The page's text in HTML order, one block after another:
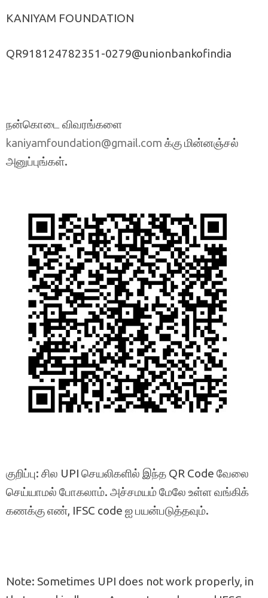
KANIYAM FOUNDATION
QR918124782351-0279@unionbankofindia
நன்கொடை விவரங்களை
kaniyamfoundation@gmail.com க்கு மின்னஞ்சல்
அனுப்புங்கள்.
குறிப்பு: சில UPI செயலிகளில் இந்த QR Code வேலை
செய்யாமல் போகலாம். அச்சமயம் மேலே உள்ள வங்கிக்
கணக்கு எண், IFSC code ஐ பயன்படுத்தவும்.
Note: Sometimes UPI does not work properly, in